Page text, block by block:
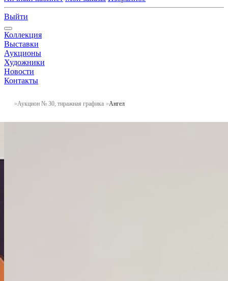
Выйти
Коллекция
Выставки
Аукционы
Художники
Новости
Контакты
Аукцион № 30, тиражная графика Ангел